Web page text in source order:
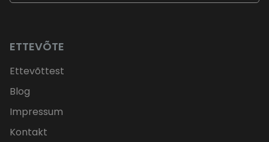
ETTEVÕTE
Ettevõttest
Blog
Impressum
Kontakt